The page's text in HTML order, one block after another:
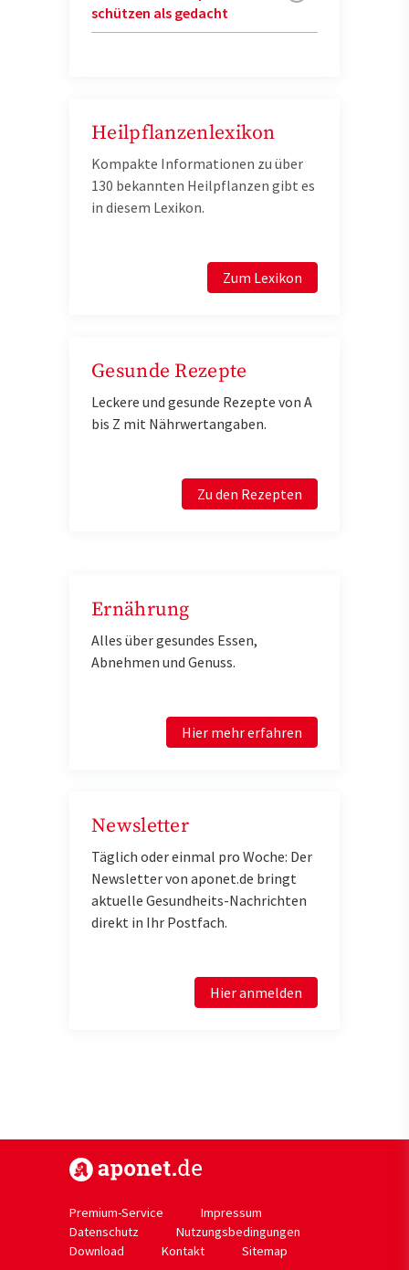
schützen als gedacht
Heilpflanzenlexikon
Kompakte Informationen zu über
130 bekannten Heilpflanzen gibt es
in diesem Lexikon.
Zum Lexikon
Gesunde Rezepte
Leckere und gesunde Rezepte von A
bis Z mit Nährwertangaben.
Zu den Rezepten
Ernährung
Alles über gesundes Essen,
Abnehmen und Genuss.
Hier mehr erfahren
Newsletter
Täglich oder einmal pro Woche: Der
Newsletter von aponet.de bringt
aktuelle Gesundheits-Nachrichten
direkt in Ihr Postfach.
Hier anmelden
Premium-Service
Impressum
Datenschutz
Nutzungsbedingungen
Download
Kontakt Sitemap